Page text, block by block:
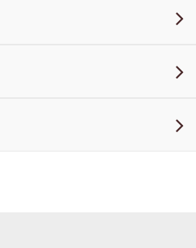


